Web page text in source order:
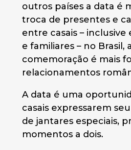
outros países a data é
troca de presentes e
entre casais –
e familiares – no Brasil, a
comemoração é mais
relacionamentos
A data é uma
casais expressarem
de jantares especiais,
momentos a dois.